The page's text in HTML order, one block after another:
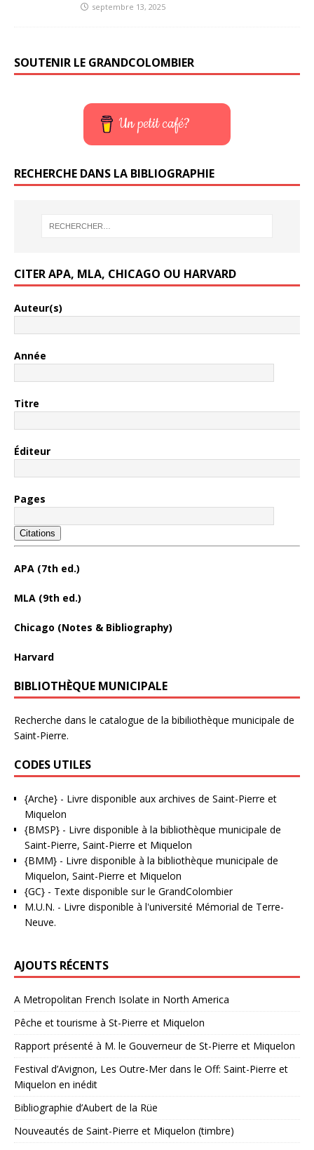
septembre 13, 2025
SOUTENIR LE GRANDCOLOMBIER
Un petit café?
RECHERCHE DANS LA BIBLIOGRAPHIE
CITER APA, MLA, CHICAGO OU HARVARD
Auteur(s)
Année
Titre
Éditeur
Pages
Citations
APA (7th ed.)
MLA (9th ed.)
Chicago (Notes & Bibliography)
Harvard
BIBLIOTHÈQUE MUNICIPALE
Recherche dans le catalogue de la bibiliothèque municipale de
Saint-Pierre.
CODES UTILES
{Arche} - Livre disponible aux archives de Saint-Pierre et
Miquelon
{BMSP} - Livre disponible à la bibliothèque municipale de
Saint-Pierre, Saint-Pierre et Miquelon
{BMM} - Livre disponible à la bibliothèque municipale de
Miquelon, Saint-Pierre et Miquelon
{GC} - Texte disponible sur le GrandColombier
M.U.N. - Livre disponible à l'université Mémorial de Terre-
Neuve.
AJOUTS RÉCENTS
A Metropolitan French Isolate in North America
Pêche et tourisme à St-Pierre et Miquelon
Rapport présenté à M. le Gouverneur de St-Pierre et Miquelon
Festival d’Avignon, Les Outre-Mer dans le Off: Saint-Pierre et
Miquelon en inédit
Bibliographie d’Aubert de la Rüe
Nouveautés de Saint-Pierre et Miquelon (timbre)